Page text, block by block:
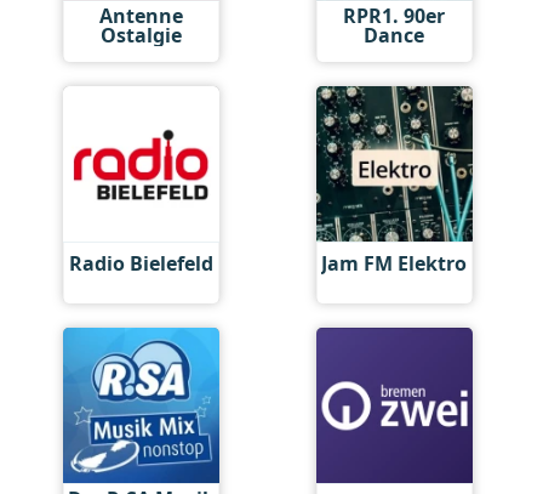
Antenne
Ostalgie
RPR1. 90er
Dance
Radio Bielefeld Jam FM Elektro